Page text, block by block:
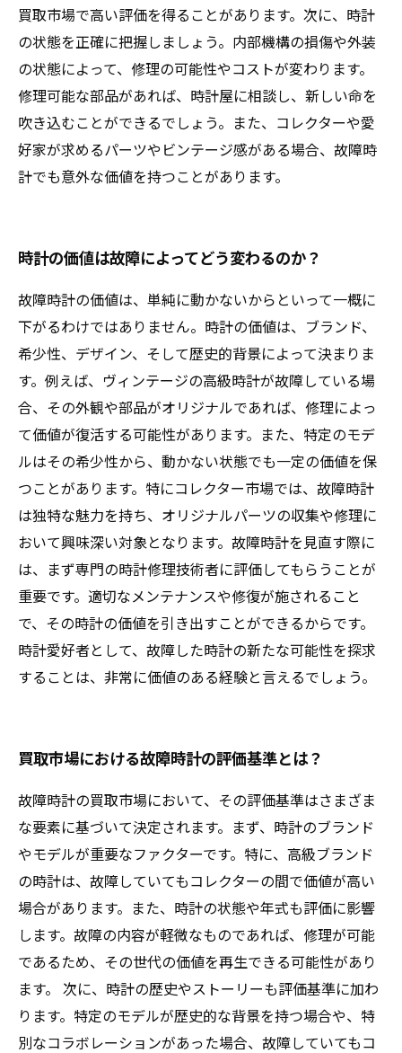
買取市場で高い評価を得ることがあります。次に、時計
の状態を正確に把握しましょう。内部機構の損傷や外装
の状態によって、修理の可能性やコストが変わります。
修理可能な部品があれば、時計屋に相談し、新しい命を
吹き込むことができるでしょう。また、コレクターや愛
好家が求めるパーツやビンテージ感がある場合、故障時
計でも意外な価値を持つことがあります。
時計の価値は故障によってどう変わるのか？
故障時計の価値は、単純に動かないからといって一概に
下がるわけではありません。時計の価値は、ブランド、
希少性、デザイン、そして歴史的背景によって決まりま
す。例えば、ヴィンテージの高級時計が故障している場
合、その外観や部品がオリジナルであれば、修理によっ
て価値が復活する可能性があります。また、特定のモデ
ルはその希少性から、動かない状態でも一定の価値を保
つことがあります。特にコレクター市場では、故障時計
は独特な魅力を持ち、オリジナルパーツの収集や修理に
おいて興味深い対象となります。故障時計を見直す際に
は、まず専門の時計修理技術者に評価してもらうことが
重要です。適切なメンテナンスや修復が施されること
で、その時計の価値を引き出すことができるからです。
時計愛好者として、故障した時計の新たな可能性を探求
することは、非常に価値のある経験と言えるでしょう。
買取市場における故障時計の評価基準とは？
故障時計の買取市場において、その評価基準はさまざま
な要素に基づいて決定されます。まず、時計のブランド
やモデルが重要なファクターです。特に、高級ブランド
の時計は、故障していてもコレクターの間で価値が高い
場合があります。また、時計の状態や年式も評価に影響
します。故障の内容が軽微なものであれば、修理が可能
であるため、その世代の価値を再生できる可能性があり
ます。 次に、時計の歴史やストーリーも評価基準に加わ
ります。特定のモデルが歴史的な背景を持つ場合や、特
別なコラボレーションがあった場合、故障していてもコ